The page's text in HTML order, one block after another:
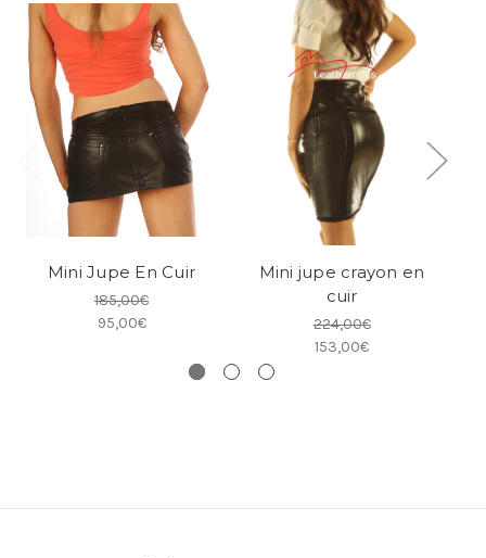
Mini Jupe En Cuir
185,00€
95,00€
Mini jupe crayon en
cuir
224,00€
153,00€